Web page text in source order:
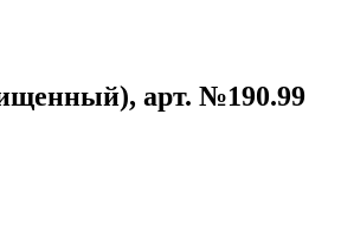
арт. №190.99